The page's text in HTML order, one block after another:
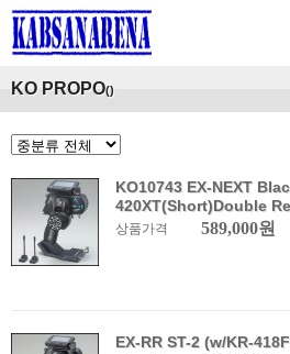
KO PROPO()
KO10743 EX-NEXT
420XT(Short)Double
상품가격 589,000원
EX-RR ST-2 (w/KR-